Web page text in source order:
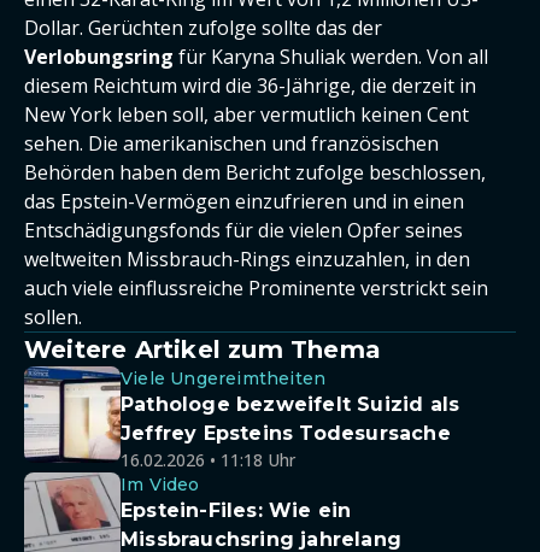
Dollar. Gerüchten zufolge sollte das der
Verlobungsring für Karyna Shuliak werden. Von all
diesem Reichtum wird die 36-Jährige, die derzeit in
New York leben soll, aber vermutlich keinen Cent
sehen. Die amerikanischen und französischen
Behörden haben dem Bericht zufolge beschlossen,
das Epstein-Vermögen einzufrieren und in einen
Entschädigungsfonds für die vielen Opfer seines
weltweiten Missbrauch-Rings einzuzahlen, in den
auch viele einflussreiche Prominente verstrickt sein
sollen.
Weitere Artikel zum Thema
Viele Ungereimtheiten
Pathologe bezweifelt Suizid als
Jeffrey Epsteins Todesursache
16.02.2026 • 11:18 Uhr
Im Video
Epstein-Files: Wie ein
Missbrauchsring jahrelang